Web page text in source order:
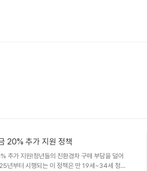
20% 추가 지원 정책
추가 지원!청년들의 친환경차 구매 부담을 덜어
년부터 시행되는 이 정책은 만 19세~34세 청년